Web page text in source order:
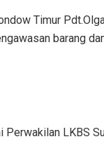
Timur
barang
LKBS